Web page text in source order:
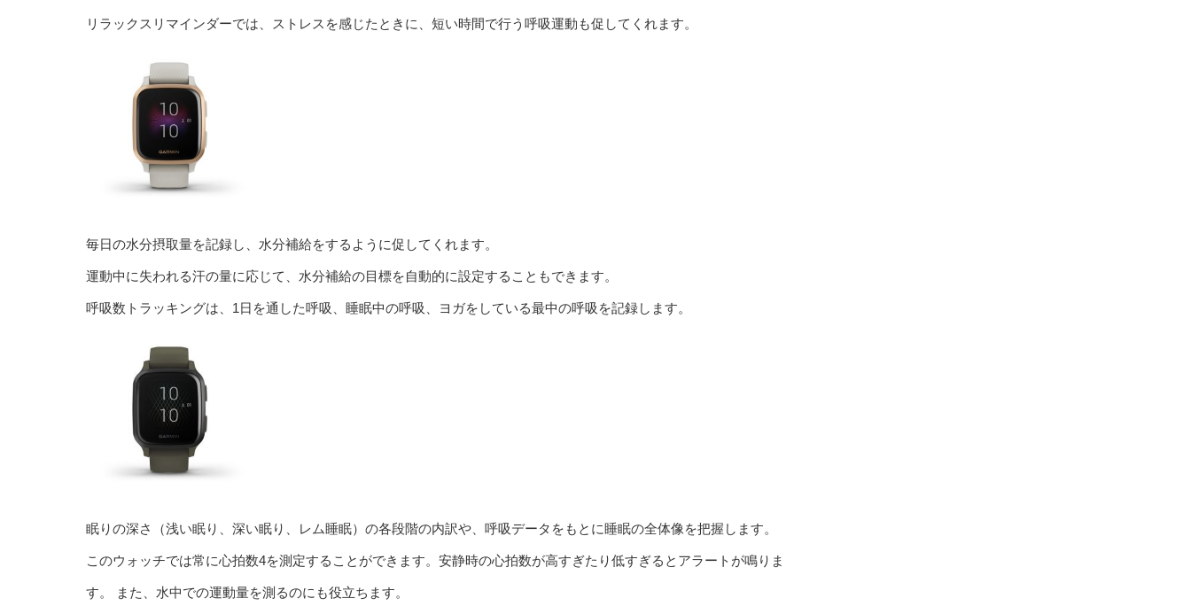
リラックスリマインダーでは、ストレスを感じたときに、短い時間で行う呼吸運動も促してくれます。
毎日の水分摂取量を記録し、水分補給をするように促してくれます。
運動中に失われる汗の量に応じて、水分補給の目標を自動的に設定することもできます。
呼吸数トラッキングは、1日を通した呼吸、睡眠中の呼吸、ヨガをしている最中の呼吸を記録します。
眠りの深さ（浅い眠り、深い眠り、レム睡眠）の各段階の内訳や、呼吸データをもとに睡眠の全体像を把握します。
このウォッチでは常に心拍数4を測定することができます。安静時の心拍数が高すぎたり低すぎるとアラートが鳴りま
す。 また、水中での運動量を測るのにも役立ちます。